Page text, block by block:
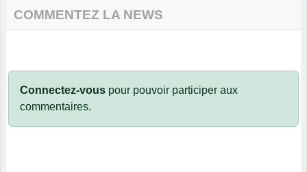
COMMENTEZ LA NEWS
Connectez-vous pour pouvoir participer aux
commentaires.